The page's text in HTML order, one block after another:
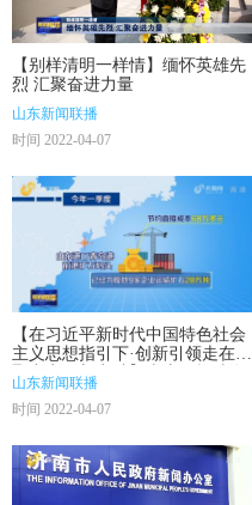
【别样清明一样情】缅怀英雄先
烈 汇聚奋进力量
山东新闻联播
时间 2022-04-07
【在习近平新时代中国特色社会
主义思想指引下·创新引领走在前
聚力实现新突破】山东：拓陆海
通道稳供应链 港口集疏运实现首
季开门红
山东新闻联播
时间 2022-04-07